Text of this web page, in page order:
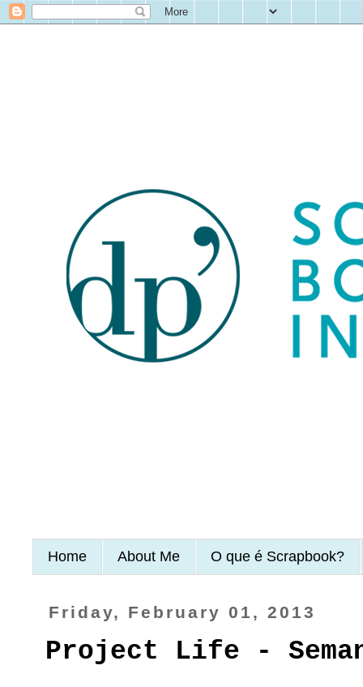
Home About Me O que é Scrapbook?
Friday, February 01, 2013
Project Life -